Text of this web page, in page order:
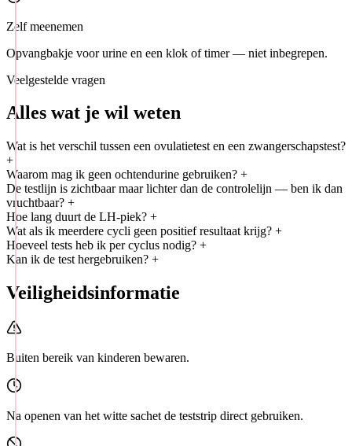
Zelf meenemen
Opvangbakje voor urine en een klok of timer — niet inbegrepen.
Veelgestelde vragen
Alles wat je wil weten
Wat is het verschil tussen een ovulatietest en een zwangerschapstest?
+
Waarom mag ik geen ochtendurine gebruiken? +
De testlijn is zichtbaar maar lichter dan de controlelijn — ben ik dan
vruchtbaar? +
Hoe lang duurt de LH-piek? +
Wat als ik meerdere cycli geen positief resultaat krijg? +
Hoeveel tests heb ik per cyclus nodig? +
Kan ik de test hergebruiken? +
Veiligheidsinformatie
Buiten bereik van kinderen bewaren.
Na openen van het witte sachet de teststrip direct gebruiken.